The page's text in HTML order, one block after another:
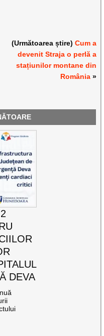
(Următoarea știre) Cum a
devenit Straja o perlă a
stațiunilor montane din
România»
DEVA